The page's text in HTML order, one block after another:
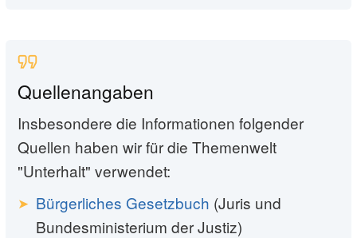
Quellenangaben
Insbesondere die Informationen folgender
Quellen haben wir für die Themenwelt
"Unterhalt" verwendet:
Bürgerliches Gesetzbuch (Juris und
Bundesministerium der Justiz)